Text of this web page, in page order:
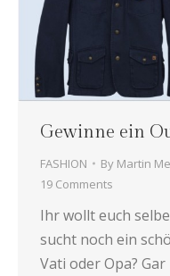
Gewinne ein
FASHION By Martin
19 Comments
Ihr wollt euch
sucht noch ein
Vati oder Opa?